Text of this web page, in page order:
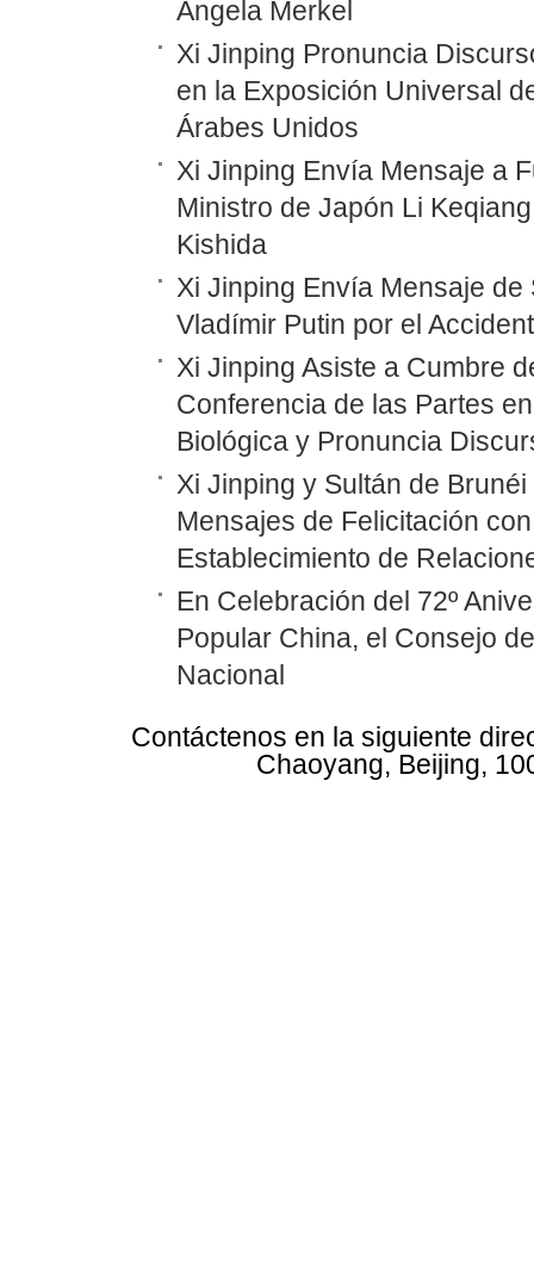
Angela Merkel
Xi Jinping Pronuncia
en la Exposición Universal
Árabes Unidos
Xi Jinping Envía Mensaje a
Ministro de Japón Li
Kishida
Xi Jinping Envía Mensaje
Vladímir Putin por el
Xi Jinping Asiste a Cumbre
Conferencia de las Partes
Biológica y Pronuncia
Xi Jinping y Sultán de
Mensajes de Felicitación
Establecimiento de
En Celebración del 72º
Popular China, el Consejo
Nacional
Contáctenos en la siguiente
Chaoyang, Beijing,